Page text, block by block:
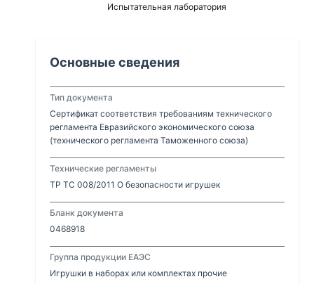
Испытательная лаборатория
Основные сведения
Тип документа
Сертификат соответствия требованиям технического
регламента Евразийского экономического союза
(технического регламента Таможенного союза)
Технические регламенты
ТР ТС 008/2011 О безопасности игрушек
Бланк документа
0468918
Группа продукции ЕАЭС
Игрушки в наборах или комплектах прочие